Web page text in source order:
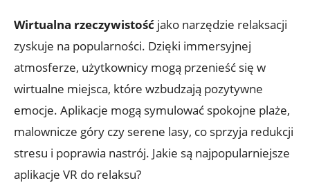
Wirtualna rzeczywistość jako narzędzie relaksacji
zyskuje na popularności. Dzięki immersyjnej
atmosferze, użytkownicy mogą przenieść się w
wirtualne miejsca, które wzbudzają pozytywne
emocje. Aplikacje mogą symulować spokojne plaże,
malownicze góry czy serene lasy, co sprzyja redukcji
stresu i poprawia nastrój. Jakie są najpopularniejsze
aplikacje VR do relaksu?